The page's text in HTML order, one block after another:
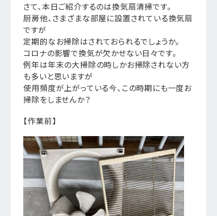
さて、本日ご紹介するのは換気扇清掃です。
厨房他、さまざまな部屋に設置されている換気扇
ですが
定期的なお掃除はされておられるでしょうか。
コロナの影響で換気が欠かせない日々です。
例年は年末の大掃除の時しかお掃除されない方
も多いと思いますが
使用頻度が上がっている今、この時期にも一度お
掃除をしませんか？
【作業前】